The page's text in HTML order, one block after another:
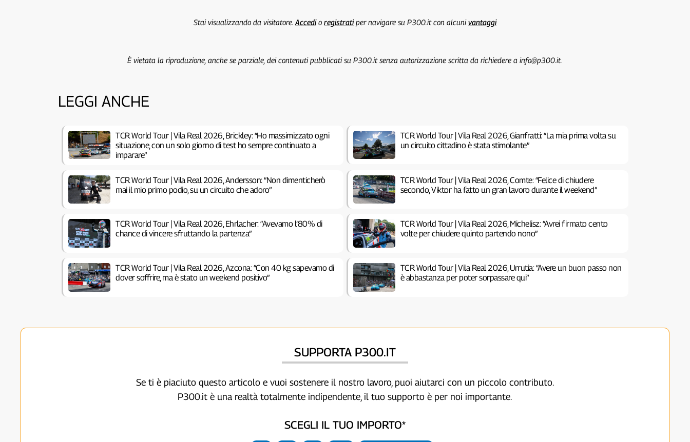
Stai visualizzando da visitatore. Accedio registratiper navigare su P300.it con alcunivantaggi
È vietata la riproduzione, anche se parziale, dei contenuti pubblicati su P300.it senza autorizzazione scritta da richiedere a info@p300.it.
LEGGI ANCHE
TCR World Tour | Vila Real 2026, Brickley: “Ho massimizzato ogni
situazione, con un solo giorno di test ho sempre continuato a
imparare”
TCR World Tour | Vila Real 2026, Gianfratti: “La mia prima volta su
un circuito cittadino è stata stimolante”
TCR World Tour | Vila Real 2026, Andersson: “Non dimenticherò
mai il mio primo podio, su un circuito che adoro”
TCR World Tour | Vila Real 2026, Comte: “Felice di chiudere
secondo, Viktor ha fatto un gran lavoro durante il weekend”
TCR World Tour | Vila Real 2026, Ehrlacher: “Avevamo l’80% di
chance di vincere sfruttando la partenza”
TCR World Tour | Vila Real 2026, Michelisz: “Avrei firmato cento
volte per chiudere quinto partendo nono”
TCR World Tour | Vila Real 2026, Azcona: “Con 40 kg sapevamo di
dover soffrire, ma è stato un weekend positivo”
TCR World Tour | Vila Real 2026, Urrutia: “Avere un buon passo non
è abbastanza per poter sorpassare qui”
SUPPORTA P300.IT
Se ti è piaciuto questo articolo e vuoi sostenere il nostro lavoro, puoi aiutarci con un piccolo contributo.
P300.it è una realtà totalmente indipendente, il tuo supporto è per noi importante.
SCEGLI IL TUO IMPORTO*